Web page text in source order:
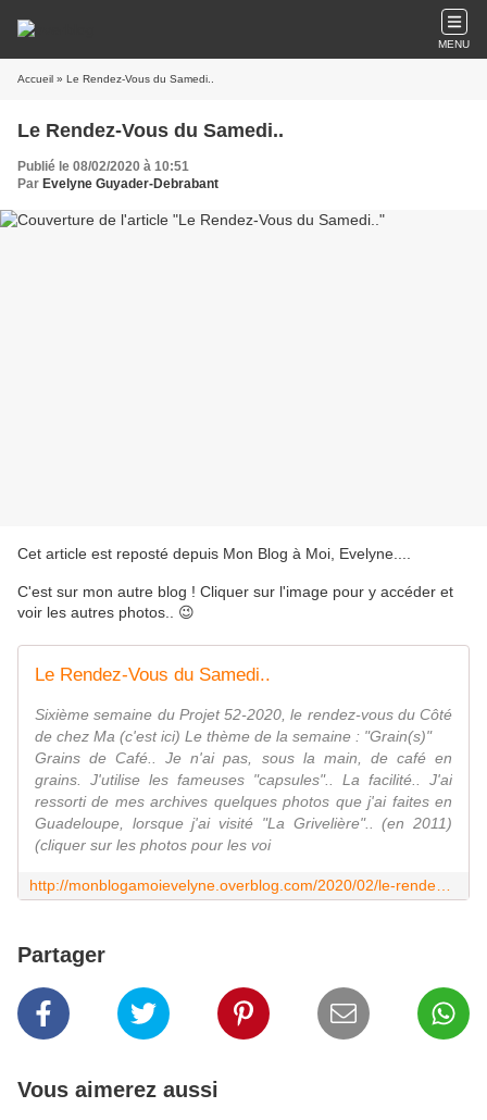
MENU
Accueil » Le Rendez-Vous du Samedi..
Le Rendez-Vous du Samedi..
Publié le 08/02/2020 à 10:51
Par Evelyne Guyader-Debrabant
Cet article est reposté depuis Mon Blog à Moi, Evelyne...
C'est sur mon autre blog ! Cliquer sur l'image pour y accéder et
voir les autres photos.. 😉
Le Rendez-Vous du Samedi..
Sixième semaine du Projet 52-2020, le rendez-vous du Côté
de chez Ma (c'est ici) Le thème de la semaine : "Grain(s)"
Grains de Café.. Je n'ai pas, sous la main, de café en
grains. J'utilise les fameuses "capsules".. La facilité.. J'ai
ressorti de mes archives quelques photos que j'ai faites en
Guadeloupe, lorsque j'ai visité "La Grivelière".. (en 2011)
(cliquer sur les photos pour les voi
Partager
Vous aimerez aussi